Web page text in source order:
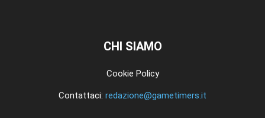
CHI SIAMO
Cookie Policy
Contattaci: redazione@gametimers.it